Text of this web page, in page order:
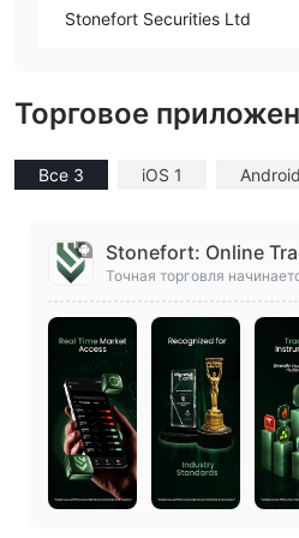
Stonefort Securities Ltd
Торговое
Все 3 iOS 1
Stonefort: Online
Точная торговля